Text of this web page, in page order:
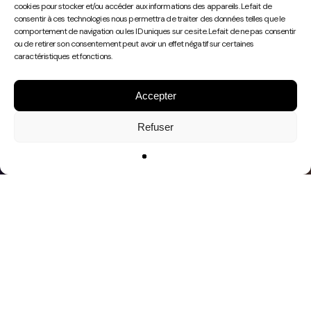
cookies pour stocker et/ou accéder aux informations des appareils. Le fait de
consentir à ces technologies nous permettra de traiter des données telles que le
comportement de navigation ou les ID uniques sur ce site. Le fait de ne pas consentir
ou de retirer son consentement peut avoir un effet négatif sur certaines
caractéristiques et fonctions.
Accepter
Refuser
Play
Video